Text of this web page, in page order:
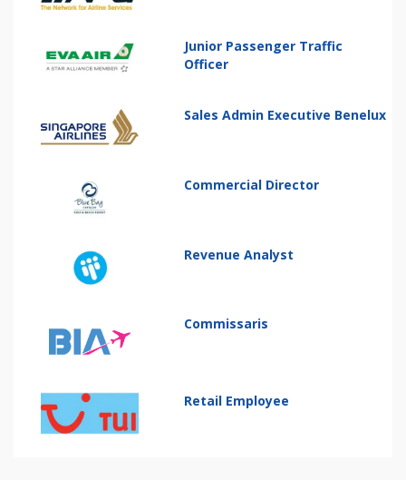
Junior Passenger Traffic
Officer
Sales Admin Executive Benelux
Commercial Director
Revenue Analyst
Commissaris
Retail Employee